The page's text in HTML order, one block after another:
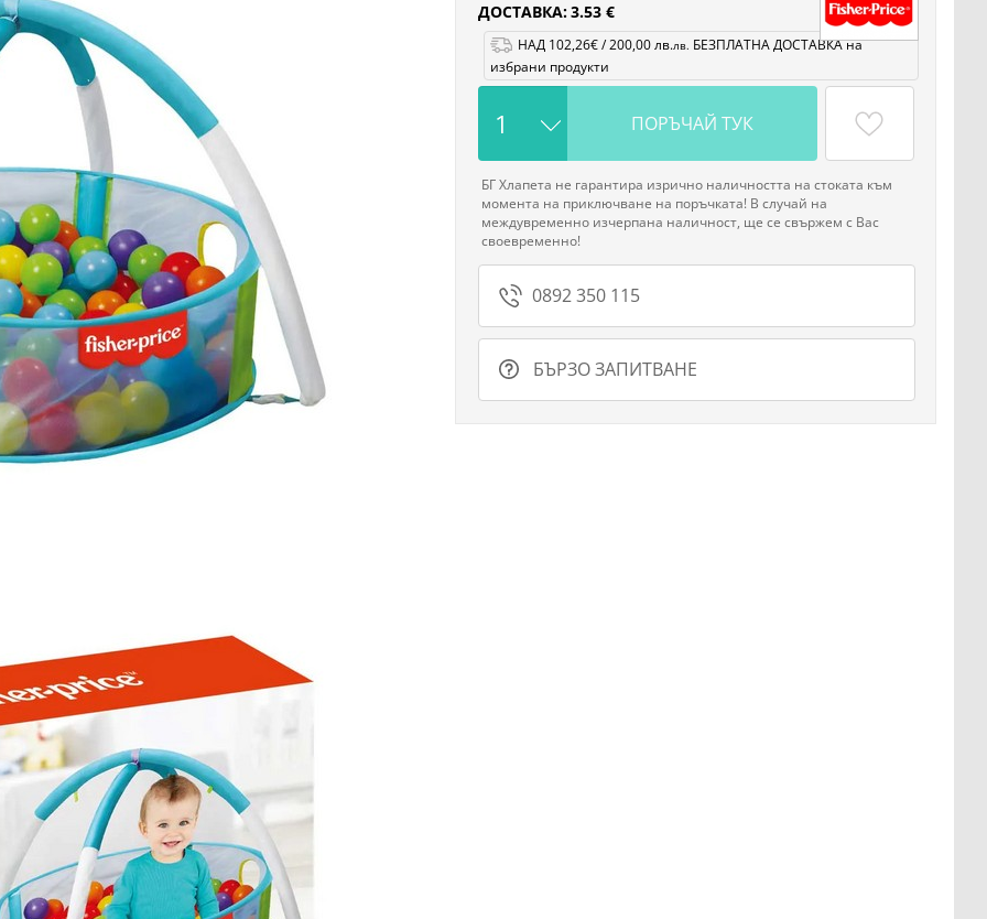
ДОСТАВКА:3.53 €
НАД 102,26€/200,00лв.лв. БЕЗПЛАТНА ДОСТАВКА на
избрани продукти
ПОРЪЧАЙ ТУК
БГ Хлапета не гарантира изрично наличността на стоката към
момента на приключване на поръчката! В случай на
междувременно изчерпана наличност, ще се свържем с Вас
своевременно!
0892 350 115
БЪРЗО ЗАПИТВАНЕ